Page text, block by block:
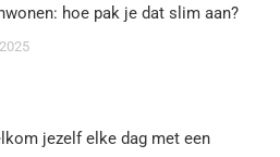
hoe pak je dat slim aan?
jezelf elke dag met een